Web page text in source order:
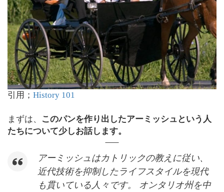
引用； History 101
まずは、
このパンを作り出したアーミッシュという人
たちについて少しお話します。
アーミッシュはカトリックの教えに従い、
近代技術を抑制したライフスタイルを現代
も貫いている人々です。 オンタリオ州を中